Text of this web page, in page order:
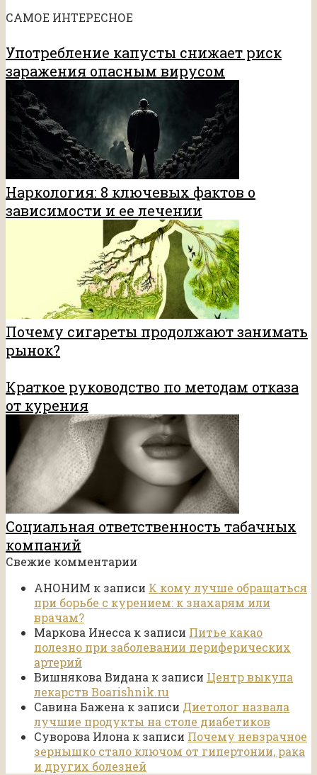
САМОЕ ИНТЕРЕСНОЕ
Употребление капусты снижает риск
заражения опасным вирусом
Наркология: 8 ключевых фактов о
зависимости и ее лечении
Почему сигареты продолжают занимать
рынок?
Краткое руководство по методам отказа
от курения
Социальная ответственность табачных
компаний
Свежие комментарии
АНОНИМ к записи К кому лучше обращаться
при борьбе с курением: к знахарям или
врачам?
Маркова Инесса к записи Питье какао
полезно при заболевании периферических
артерий
Вишнякова Видана к записи Центр выкупа
лекарств Boarishnik.ru
Савина Бажена к записи Диетолог назвала
лучшие продукты на столе диабетиков
Суворова Илона к записи Почему невзрачное
зернышко стало ключом от гипертонии, рака
и других болезней